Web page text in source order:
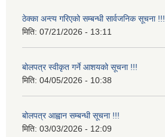
ठेक्का अन्त्य गरिएको सम्बन्धी सार्वजनिक सूचना !!!
मिति: 07/21/2026 - 13:11
बोलपत्र स्वीकृत गर्ने आशयको सूचना !!!
मिति: 04/05/2026 - 10:38
बोलपत्र आह्वान सम्बन्धी सूचना !!!
मिति: 03/03/2026 - 12:09